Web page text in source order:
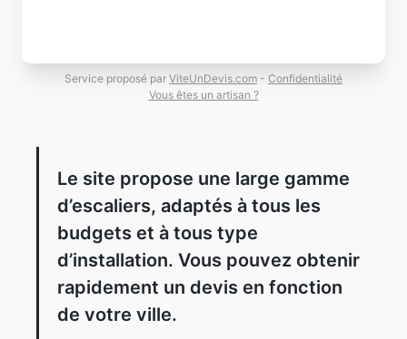
Service proposé par ViteUnDevis.com - Confidentialité
Vous êtes un artisan ?
Le site propose une large gamme
d’escaliers, adaptés à tous les
budgets et à tous type
d’installation. Vous pouvez obtenir
rapidement un devis en fonction
de votre ville.